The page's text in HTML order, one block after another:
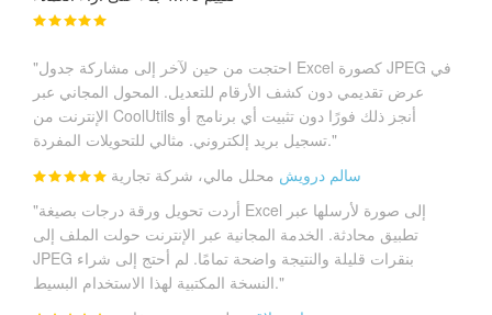
"احتجت من حين لآخر إلى مشاركة جدول Excel كصورة JPEG في
عرض تقديمي دون كشف الأرقام للتعديل. المحول المجاني عبر
الإنترنت من CoolUtils أنجز ذلك فورًا دون تثبيت أي برنامج أو
تسجيل بريد إلكتروني. مثالي للتحويلات المفردة."
سالم درويش محلل مالي، شركة تجارية
"أردت تحويل ورقة درجات بصيغة Excel إلى صورة لأرسلها عبر
تطبيق محادثة. الخدمة المجانية عبر الإنترنت حولت الملف إلى
JPEG بنقرات قليلة والنتيجة واضحة تمامًا. لم أحتج إلى شراء
النسخة المكتبية لهذا الاستخدام البسيط."